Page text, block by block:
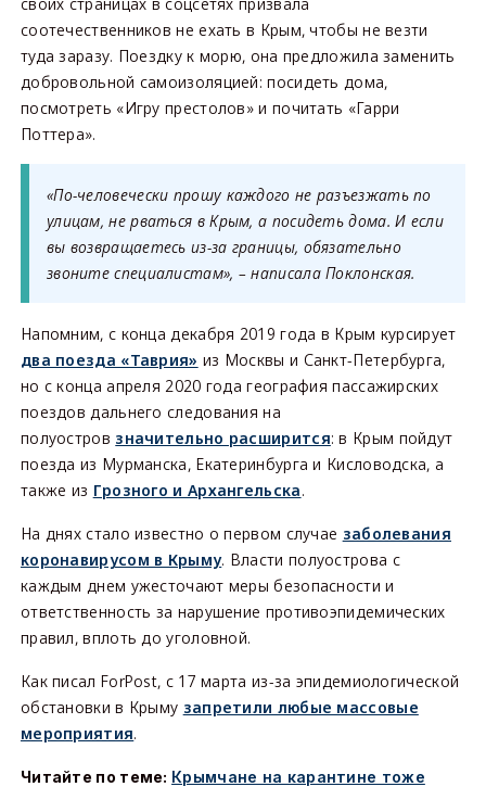
соотечественников не ехать в Крым, чтобы не везти
туда заразу. Поездку к морю, она предложила заменить
добровольной самоизоляцией: посидеть дома,
посмотреть «Игру престолов» и почитать «Гарри
Поттера».
«По-человечески прошу каждого не разъезжать по
улицам, не рваться в Крым, а посидеть дома. И если
вы возвращаетесь из-за границы, обязательно
звоните специалистам», – написала Поклонская.
Напомним, с конца декабря 2019 года в Крым курсирует
два поезда «Таврия» из Москвы и Санкт-Петербурга,
но с конца апреля 2020 года география пассажирских
поездов дальнего следования на
полуостров значительно расширится: в Крым пойдут
поезда из Мурманска, Екатеринбурга и Кисловодска, а
также из Грозного и Архангельска.
На днях стало известно о первом случае заболевания
коронавирусом в Крыму. Власти полуострова с
каждым днем ужесточают меры безопасности и
ответственность за нарушение противоэпидемических
правил, вплоть до уголовной.
Как писал ForPost, с 17 марта из-за эпидемиологической
обстановки в Крыму запретили любые массовые
мероприятия.
Читайте по теме: Крымчане на карантине тоже